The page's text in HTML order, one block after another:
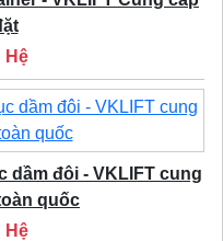
Hệ
dầm đôi - VKLIFT cung
quốc
Hệ